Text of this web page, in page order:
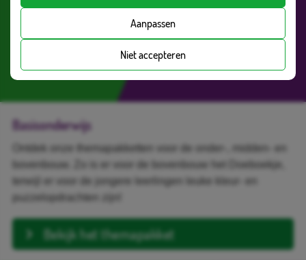
Basisonderwijs
Ontdek onze themapakketten voor de onder-, midden- en
bovenbouw. Zo is er voor de bovenbouw het Doeboekje,
terwijl er voor de jongere leerlingen leuke kleur- en
puzzelopdrachten zijn!
Bekijk het themapakket
Niet accepteren
Aanpassen